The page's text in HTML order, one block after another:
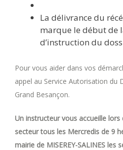
La délivrance du
marque le début de
d’instruction du
Pour vous aider dans vos
appel au Service Autorisation du
Grand Besançon.
Un instructeur vous accueille lors
secteur tous les Mercredis de 9
mairie de MISEREY-SALINES les